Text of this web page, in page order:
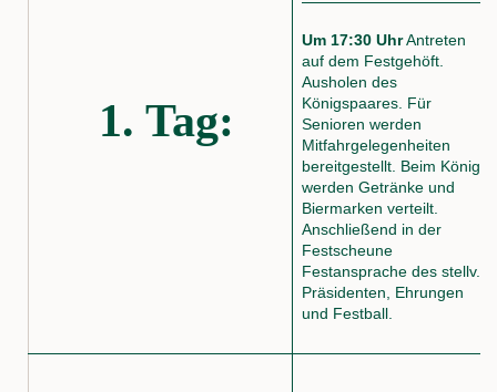
1. Tag:
Um 17:30 UhrAntreten
auf dem Festgehöft.
Ausholen des
Königspaares. Für
Senioren werden
Mitfahrgelegenheiten
bereitgestellt. Beim König
werden Getränke und
Biermarken verteilt.
Anschließend in der
Festscheune
Festansprache des stellv.
Präsidenten, Ehrungen
und Festball.